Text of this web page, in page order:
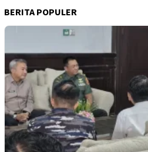
BERITA POPULER